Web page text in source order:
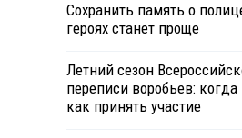
Сохранить память о
героях станет проще
Летний сезон
переписи воробьев: когда
как принять участие